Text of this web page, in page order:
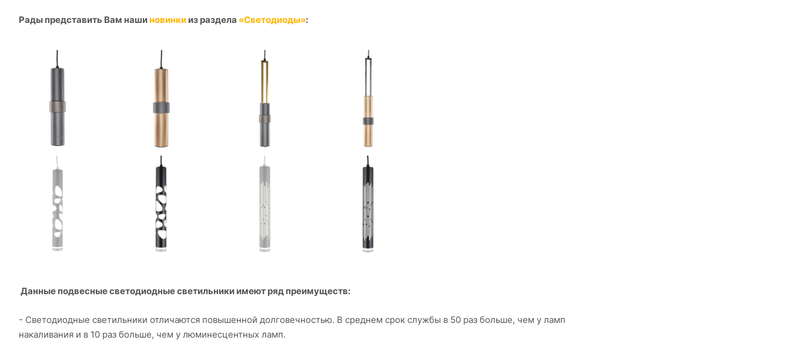
Рады представить Вам нашиновинки из раздела «Светодиоды»:
Данные подвесные светодиодные светильники имеют ряд преимуществ:
- Светодиодные светильники отличаются повышенной долговечностью. В среднем срок службы в 50 раз больше, чем у ламп
накаливания и в 10 раз больше, чем у люминесцентных ламп.